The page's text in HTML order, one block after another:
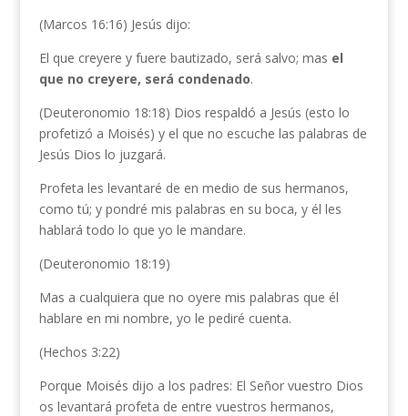
(Marcos 16:16) Jesús dijo:
El que creyere y fuere bautizado, será salvo; mas el
que no creyere, será condenado.
(Deuteronomio 18:18) Dios respaldó a Jesús (esto lo
profetizó a Moisés) y el que no escuche las palabras de
Jesús Dios lo juzgará.
Profeta les levantaré de en medio de sus hermanos,
como tú; y pondré mis palabras en su boca, y él les
hablará todo lo que yo le mandare.
(Deuteronomio 18:19)
Mas a cualquiera que no oyere mis palabras que él
hablare en mi nombre, yo le pediré cuenta.
(Hechos 3:22)
Porque Moisés dijo a los padres: El Señor vuestro Dios
os levantará profeta de entre vuestros hermanos,